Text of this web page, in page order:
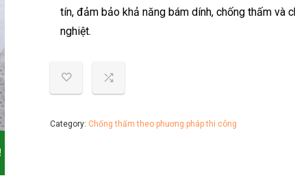
tín, đảm bảo khả năng bám dính, chống thấm và
nghiệt.
Category: Chống thấm theo phương pháp thi công